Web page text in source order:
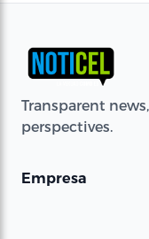
Transparent
perspectives.
Empresa